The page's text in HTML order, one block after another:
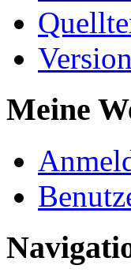
Meine